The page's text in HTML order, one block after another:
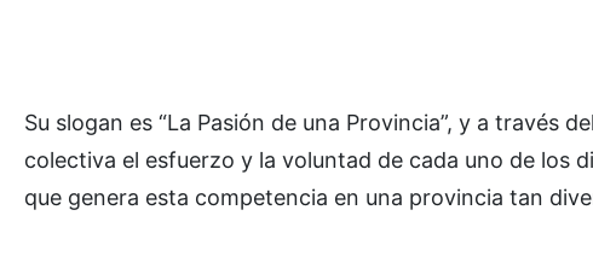
Su slogan es “La Pasión de una Provincia”, y a través
colectiva el esfuerzo y la voluntad de cada uno de
que genera esta competencia en una provincia tan